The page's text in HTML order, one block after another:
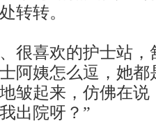
转转。
很喜欢的护士站
阿姨怎么逗，她都
皱起来，仿佛在说
出院呀？”